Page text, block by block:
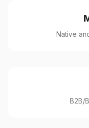
Native
B2B/